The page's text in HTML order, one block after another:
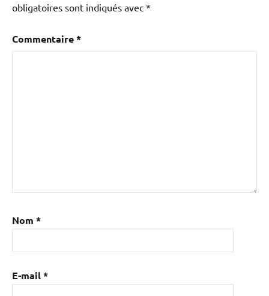
obligatoires sont indiqués avec *
Commentaire*
Nom *
E-mail*